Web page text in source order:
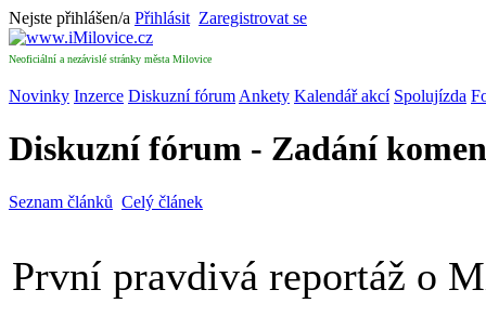
Nejste přihlášen/a Přihlásit Zaregistrovat se
Neoficiální a nezávislé stránky města Milovice
Novinky Inzerce Diskuzní fórum Ankety Kalendář akcí Spolujízda
Diskuzní fórum - Zadání
Seznam článků Celý článek
První pravdivá reportáž o